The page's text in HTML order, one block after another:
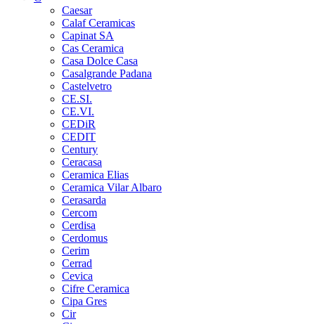
Caesar
Calaf Ceramicas
Capinat SA
Cas Ceramica
Casa Dolce Casa
Casalgrande Padana
Castelvetro
CE.SI.
CE.VI.
CEDiR
CEDIT
Century
Ceracasa
Ceramica Elias
Ceramica Vilar Albaro
Cerasarda
Cercom
Cerdisa
Cerdomus
Cerim
Cerrad
Cevica
Cifre Ceramica
Cipa Gres
Cir